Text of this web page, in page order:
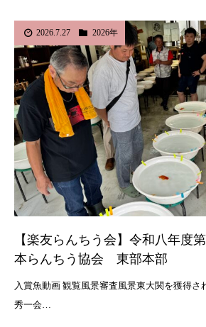
2026.7.27 2026年
【楽友らんちう会】令和八年度
本らんちう協会 東部本部
入賞魚動画 観覧風景審査風景東大関を獲得さ
秀一会…